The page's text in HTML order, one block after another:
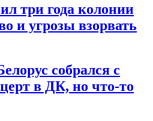
три года колонии
и угрозы взорвать
собрался с
в ДК, но что-то